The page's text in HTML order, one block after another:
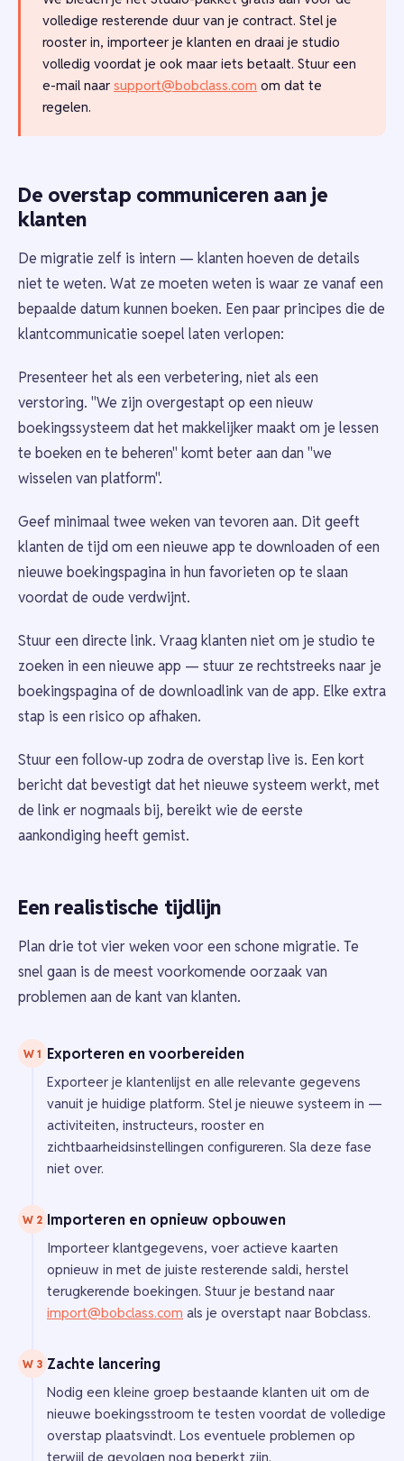
volledige resterende duur van je contract. Stel je
rooster in, importeer je klanten en draai je studio
volledig voordat je ook maar iets betaalt. Stuur een
e-mail naar support@bobclass.com om dat te
regelen.
De overstap communiceren aan je
klanten
De migratie zelf is intern — klanten hoeven de details
niet te weten. Wat ze moeten weten is waar ze vanaf een
bepaalde datum kunnen boeken. Een paar principes die de
klantcommunicatie soepel laten verlopen:
Presenteer het als een verbetering, niet als een
verstoring. "We zijn overgestapt op een nieuw
boekingssysteem dat het makkelijker maakt om je lessen
te boeken en te beheren" komt beter aan dan "we
wisselen van platform".
Geef minimaal twee weken van tevoren aan. Dit geeft
klanten de tijd om een nieuwe app te downloaden of een
nieuwe boekingspagina in hun favorieten op te slaan
voordat de oude verdwijnt.
Stuur een directe link. Vraag klanten niet om je studio te
zoeken in een nieuwe app — stuur ze rechtstreeks naar je
boekingspagina of de downloadlink van de app. Elke extra
stap is een risico op afhaken.
Stuur een follow-up zodra de overstap live is. Een kort
bericht dat bevestigt dat het nieuwe systeem werkt, met
de link er nogmaals bij, bereikt wie de eerste
aankondiging heeft gemist.
Een realistische tijdlijn
Plan drie tot vier weken voor een schone migratie. Te
snel gaan is de meest voorkomende oorzaak van
problemen aan de kant van klanten.
W 1 Exporteren en voorbereiden
Exporteer je klantenlijst en alle relevante gegevens
vanuit je huidige platform. Stel je nieuwe systeem in —
activiteiten, instructeurs, rooster en
zichtbaarheidsinstellingen configureren. Sla deze fase
niet over.
W 2 Importeren en opnieuw opbouwen
Importeer klantgegevens, voer actieve kaarten
opnieuw in met de juiste resterende saldi, herstel
terugkerende boekingen. Stuur je bestand naar
import@bobclass.com als je overstapt naar Bobclass.
W 3 Zachte lancering
Nodig een kleine groep bestaande klanten uit om de
nieuwe boekingsstroom te testen voordat de volledige
overstap plaatsvindt. Los eventuele problemen op
terwijl de gevolgen nog beperkt zijn.